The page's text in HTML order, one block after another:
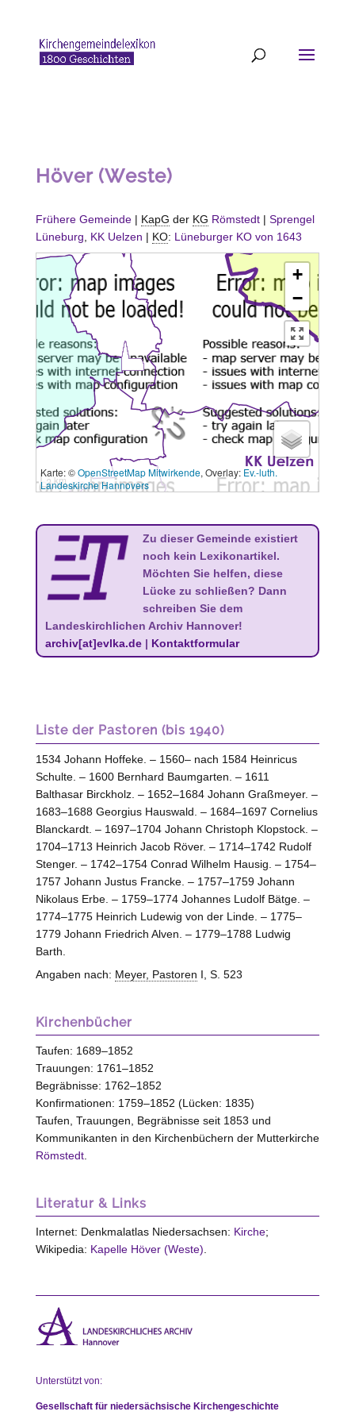
Höver (Weste)
Frühere Gemeinde| KapG der KG Römstedt| Sprengel
Lüneburg
KK Uelzen | KO: Lüneburger KO von 1643
+
−
3 km
Karte: ©OpenStreetMap Mitwirkende, Overlay: Ev.-luth.
Landeskirche Hannovers
Zu dieser Gemeinde existiert
noch kein Lexikonartikel.
Möchten Sie helfen, diese
Lücke zu schließen? Dann
schreiben Sie dem
Landeskirchlichen Archiv Hannover!
archiv[at]evlka.de| Kontaktformular
Liste der Pastoren (bis 1940)
1534 Johann Hoffeke. – 1560– nach 1584 Heinricus
Schulte. – 1600 Bernhard Baumgarten. – 1611
Balthasar Birckholz. – 1652–1684 Johann Graßmeyer. –
1683–1688 Georgius Hauswald. – 1684–1697 Cornelius
Blanckardt. – 1697–1704 Johann Christoph Klopstock. –
1704–1713 Heinrich Jacob Röver. – 1714–1742 Rudolf
Stenger. – 1742–1754 Conrad Wilhelm Hausig. – 1754–
1757 Johann Justus Francke. – 1757–1759 Johann
Nikolaus Erbe. – 1759–1774 Johannes Ludolf Bätge. –
1774–1775 Heinrich Ludewig von der Linde. – 1775–
1779 Johann Friedrich Alven. – 1779–1788 Ludwig
Barth.
Angaben nach: Meyer, Pastoren I, S. 523
Kirchenbücher
Taufen: 1689–1852
Trauungen: 1761–1852
Begräbnisse: 1762–1852
Konfirmationen: 1759–1852 (Lücken: 1835)
Taufen, Trauungen, Begräbnisse seit 1853 und
Kommunikanten in den Kirchenbüchern der Mutterkirche
Römstedt.
Literatur & Links
Internet: Denkmalatlas Niedersachsen: Kirche;
Wikipedia: Kapelle Höver (Weste).
Unterstützt von:
Gesellschaft für niedersächsische Kirchengeschichte